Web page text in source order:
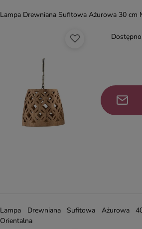
Lampa Drewniana Sufitowa Ażurowa 30 cm
Lampa Drewniana Sufitowa Ażurowa
Orientalna